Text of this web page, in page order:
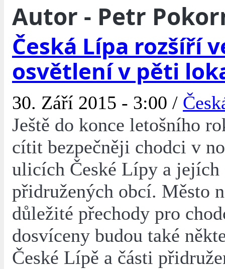
Autor - Petr
Česká Lípa rozšíří
osvětlení v pěti
30. Září 2015 - 3:00 /
Ještě do konce letošního
cítit bezpečněji chodci v
ulicích České Lípy a jejích
přidružených obcí. Město
důležité přechody pro
dosvíceny budou také
České Lípě a části